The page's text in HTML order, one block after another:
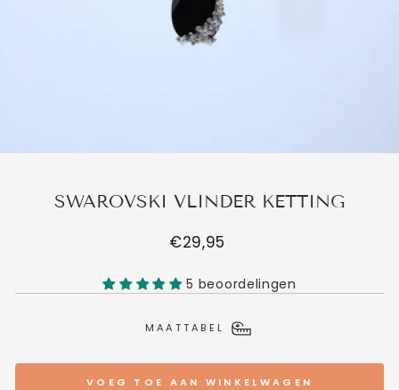
SWAROVSKI VLINDER KETTING
Normale
€29,95
5 beoordelingen
MAATTABEL
VOEG TOE AAN WINKELWAGEN